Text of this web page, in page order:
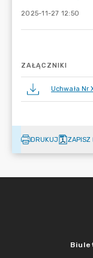
2025-11-27 12:50
ZAŁĄCZNIKI
Uchwała Nr
DRUKUJ ZAPISZ